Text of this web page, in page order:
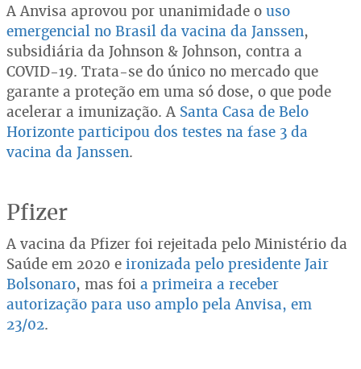
A Anvisa aprovou por unanimidade o uso
emergencial no Brasil da vacina da Janssen,
subsidiária da Johnson & Johnson, contra a
COVID-19. Trata-se do único no mercado que
garante a proteção em uma só dose, o que pode
acelerar a imunização. A Santa Casa de Belo
Horizonte participou dos testes na fase 3 da
vacina da Janssen.
Pfizer
A vacina da Pfizer foi rejeitada pelo Ministério da
Saúde em 2020 e ironizada pelo presidente Jair
Bolsonaro, mas foi a primeira a receber
autorização para uso amplo pela Anvisa, em
23/02.